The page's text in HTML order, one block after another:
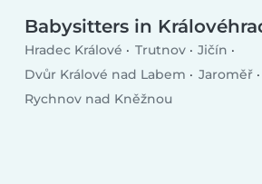
Babysitters in
Hradec Králové Trutnov
Jičín
Dvůr Králové nad Labem
Jaroměř
Rychnov nad Kněžnou